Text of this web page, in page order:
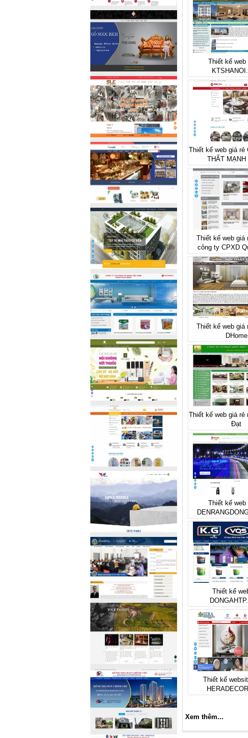
Thiết kế web
Thiết kế web giá rẻ
THẤT MẠNH
Thiết kế web giá
công ty CPXD
Thiết kế web giá
DHome
Thiết kế web giá rẻ
Đạt
Thiết kế web
Thiết kế
Thiết kế
Xem thêm...